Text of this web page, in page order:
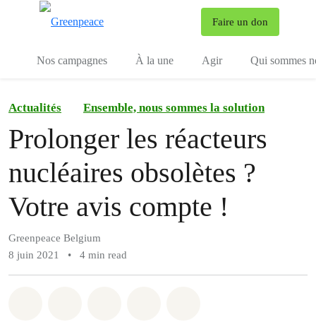
Faire un don
Nos campagnes À la une Agir Qui sommes
Actualités Ensemble, nous sommes la solution
Prolonger les réacteurs
nucléaires obsolètes ?
Votre avis compte !
Greenpeace Belgium
8 juin 2021
• 4 min read